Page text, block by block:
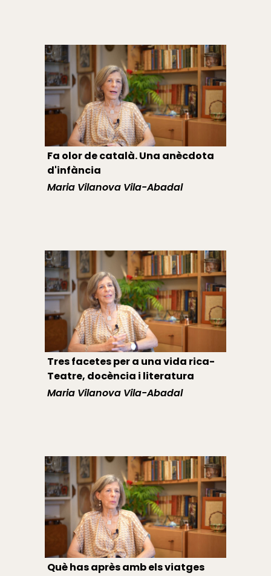
Fa olor de català. Una anècdota
d'infància
Maria Vilanova Vila-Abadal
Tres facetes per a una vida rica-
Teatre, docència i literatura
Maria Vilanova Vila-Abadal
Què has après amb els viatges